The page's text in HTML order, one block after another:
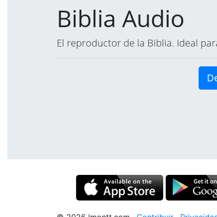
Biblia Audio
El reproductor de la Biblia. Ideal